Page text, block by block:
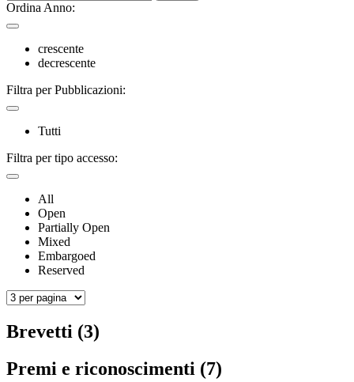
Ordina Anno:
crescente
decrescente
Filtra per Pubblicazioni:
Tutti
Filtra per tipo accesso:
All
Open
Partially Open
Mixed
Embargoed
Reserved
Brevetti (3)
Premi e riconoscimenti (7)